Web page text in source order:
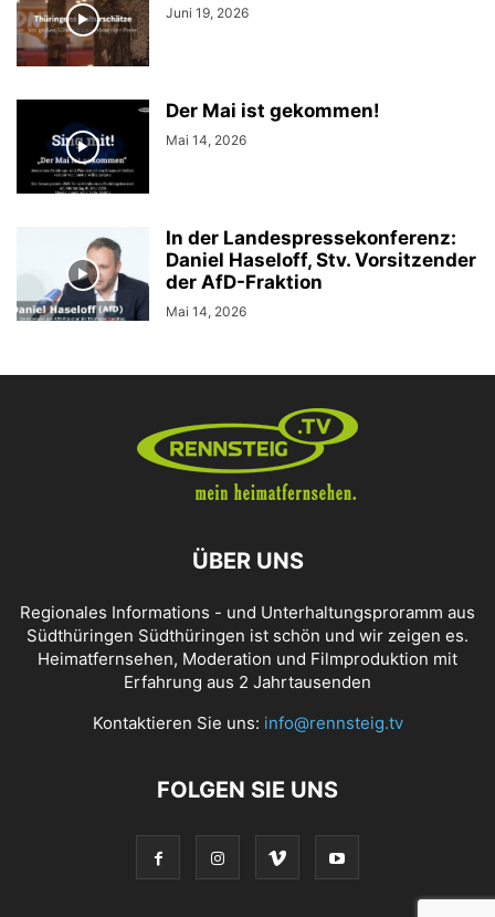
Juni 19, 2026
Der Mai ist gekommen!
Mai 14, 2026
In der Landespressekonferenz:
Daniel Haseloff, Stv. Vorsitzender
der AfD-Fraktion
Mai 14, 2026
ÜBER UNS
Regionales Informations - und Unterhaltungsproramm aus
Südthüringen Südthüringen ist schön und wir zeigen es.
Heimatfernsehen, Moderation und Filmproduktion mit
Erfahrung aus 2 Jahrtausenden
Kontaktieren Sie uns: info@rennsteig.tv
FOLGEN SIE UNS